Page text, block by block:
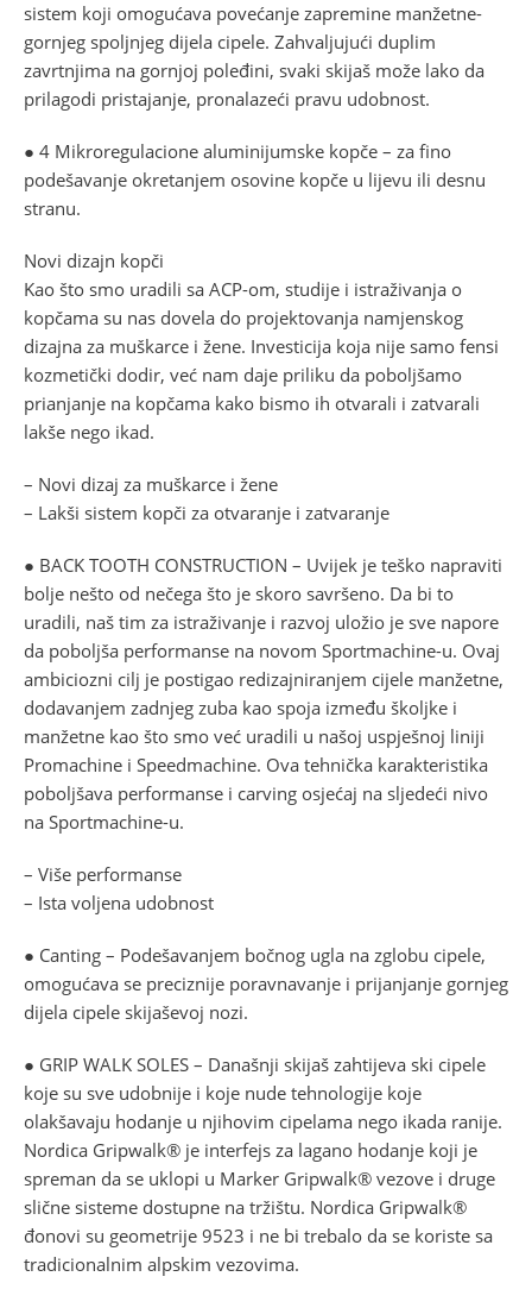
sistem koji omogućava povećanje zapremine manžetne-
gornjeg spoljnjeg dijela cipele. Zahvaljujući duplim
zavrtnjima na gornjoj poleđini, svaki skijaš može lako da
prilagodi pristajanje, pronalazeći pravu udobnost.
● 4 Mikroregulacione aluminijumske kopče – za fino
podešavanje okretanjem osovine kopče u lijevu ili desnu
stranu.
Novi dizajn kopči
Kao što smo uradili sa ACP-om, studije i istraživanja o
kopčama su nas dovela do projektovanja namjenskog
dizajna za muškarce i žene. Investicija koja nije samo fensi
kozmetički dodir, već nam daje priliku da poboljšamo
prianjanje na kopčama kako bismo ih otvarali i zatvarali
lakše nego ikad.
– Novi dizaj za muškarce i žene
– Lakši sistem kopči za otvaranje i zatvaranje
● BACK TOOTH CONSTRUCTION – Uvijek je teško napraviti
bolje nešto od nečega što je skoro savršeno. Da bi to
uradili, naš tim za istraživanje i razvoj uložio je sve napore
da poboljša performanse na novom Sportmachine-u. Ovaj
ambiciozni cilj je postigao redizajniranjem cijele manžetne,
dodavanjem zadnjeg zuba kao spoja između školjke i
manžetne kao što smo već uradili u našoj uspješnoj liniji
Promachine i Speedmachine. Ova tehnička karakteristika
poboljšava performanse i carving osjećaj na sljedeći nivo
na Sportmachine-u.
– Više performanse
– Ista voljena udobnost
● Canting – Podešavanjem bočnog ugla na zglobu cipele,
omogućava se preciznije poravnavanje i prijanjanje gornjeg
dijela cipele skijaševoj nozi.
● GRIP WALK SOLES – Današnji skijaš zahtijeva ski cipele
koje su sve udobnije i koje nude tehnologije koje
olakšavaju hodanje u njihovim cipelama nego ikada ranije.
Nordica Gripwalk® je interfejs za lagano hodanje koji je
spreman da se uklopi u Marker Gripwalk® vezove i druge
slične sisteme dostupne na tržištu. Nordica Gripwalk®
đonovi su geometrije 9523 i ne bi trebalo da se koriste sa
tradicionalnim alpskim vezovima.